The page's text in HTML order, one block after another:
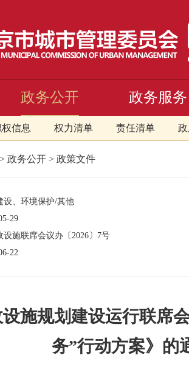
政务公开
信息 权力清单 责任清单
政务服务
> 政务公开 > 政策文件
设、环境保护/其他
29
设施联席会议办 〔2026〕 7号
22
施规划建设运行联席
务”行动方案》的